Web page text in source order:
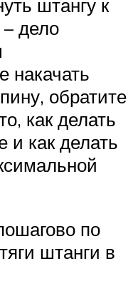
штангу к
– дело
накачать
обратите
как делать
и как делать
по
штанги в